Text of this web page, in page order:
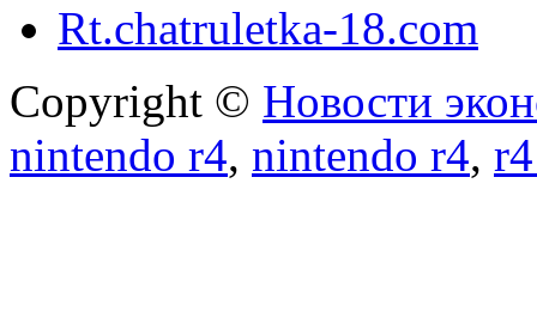
Rt.chatruletka-18.com
Copyright © Новости
nintendo r4, nintendo r4,